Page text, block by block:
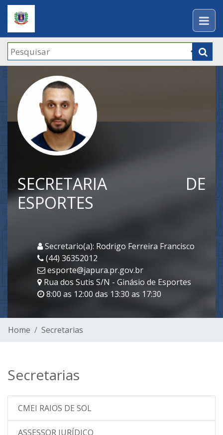
SECRETARIA DE
ESPORTES
Secretario(a): Rodrigo Ferreira Francisco
(44) 36352012
esporte@japura.pr.gov.br
Rua dos Sutis S/N - Ginásio de Esportes
8:00 as 12:00 das 13:30 as 17:30
Home Secretarias
Secretarias
CMEI RAIOS DE SOL
ASSESSOR JURÍDICO